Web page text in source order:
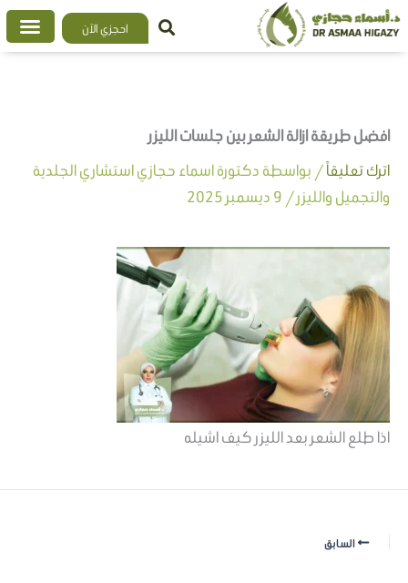
تخطي
إلى
احجزي الآن
افضل طريقة ازالة الشعر بين جلسات الليزر
اترك تعليقاً/ بواسطة دكتورة اسماء حجازي استشاري الجلدية
والتجميل والليزر/ 9 ديسمبر 2025
اذا طلع الشعر بعد الليزر كيف اشيله
السابق